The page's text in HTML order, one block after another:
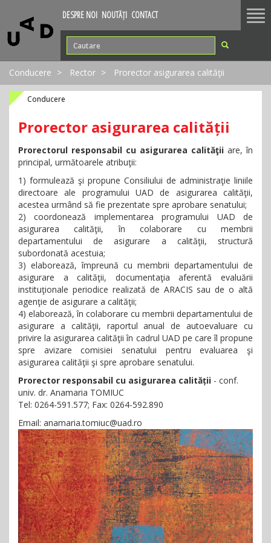
DESPRE NOI NOUTĂȚI CONTACT
Conducere Rector Prorector asigurarea calităţii
Conducere
Prorector asigurarea calității
Prorectorul responsabil cu asigurarea calităţii are, în
principal, următoarele atribuţii:
1) formulează şi propune Consiliului de administraţie liniile
directoare ale programului UAD de asigurarea calităţii,
acestea urmând să fie prezentate spre aprobare senatului;
2) coordonează implementarea programului UAD de
asigurarea calităţii, în colaborare cu membrii
departamentului de asigurare a calităţii, structură
subordonată acestuia;
3) elaborează, împreună cu membrii departamentului de
asigurare a calităţii, documentaţia aferentă evaluării
instituţionale periodice realizată de ARACIS sau de o altă
agenţie de asigurare a calităţii;
4) elaborează, în colaborare cu membrii departamentului de
asigurare a calităţii, raportul anual de autoevaluare cu
privire la asigurarea calităţii în cadrul UAD pe care îl propune
spre avizare comisiei senatului pentru evaluarea şi
asigurarea calităţii şi spre aprobare senatului.
Prorector responsabil cu asigurarea calității - conf.
univ. dr. Anamaria TOMIUC
Tel: 0264-591.577; Fax: 0264-592.890
Email: anamaria.tomiuc@uad.ro